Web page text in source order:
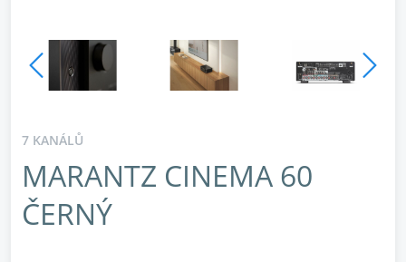
7 KANÁLŮ
MARANTZ CINEMA 60
ČERNÝ